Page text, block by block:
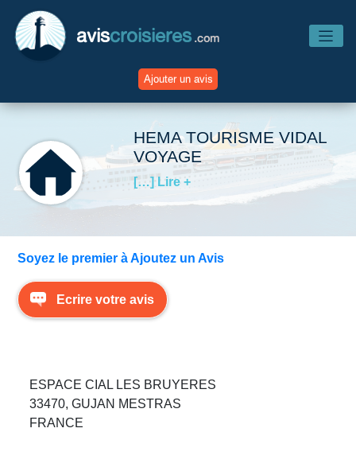
aviscroisieres .com
Ajouter un avis
Accueil
Avis Compagnies
Avis Escales
Blog
HEMA TOURISME VIDAL
VOYAGE
[…] Lire +
Soyez le premier à Ajoutez un Avis
Ecrire votre avis
ESPACE CIAL LES BRUYERES
33470, GUJAN MESTRAS
FRANCE